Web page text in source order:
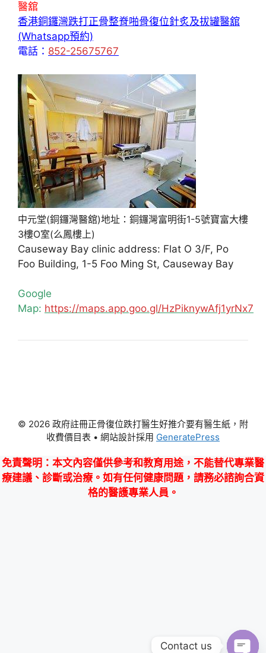
醫舘
香港銅鑼灣跌打正骨整脊啪骨復位針炙及拔罐醫舘
(Whatsapp預約)
電話： 852-25675767
中元堂(銅鑼灣醫舘)地址：銅鑼灣富明街1-5號寶富大樓
3樓O室(么鳳樓上)
Causeway Bay clinic address: Flat O 3/F, Po
Foo Building, 1-5 Foo Ming St, Causeway Bay
Google
Map: https://maps.app.goo.gl/HzPiknywAfj1yrNx7
© 2026 政府註冊正骨復位跌打醫生好推介要有醫生紙，附
收費價目表 • 網站設計採用 GeneratePress
免責聲明 ：本文內容僅供參考和教育用途，不能替代專業醫
療建議、診斷或治療。如有任何健康問題，請務必諮詢合資
格的醫護專業人員。
Contact us